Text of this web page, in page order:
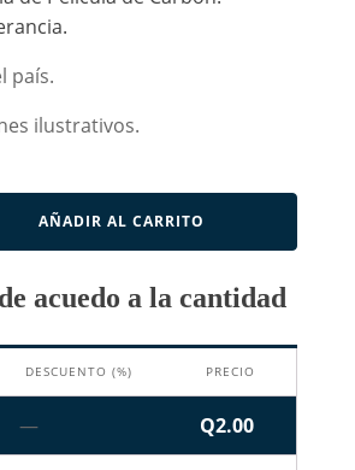
país.
ilustrativos.
AÑADIR AL CARRITO
acuedo a la cantidad
DESCUENTO (%) PRECIO
— Q2.00